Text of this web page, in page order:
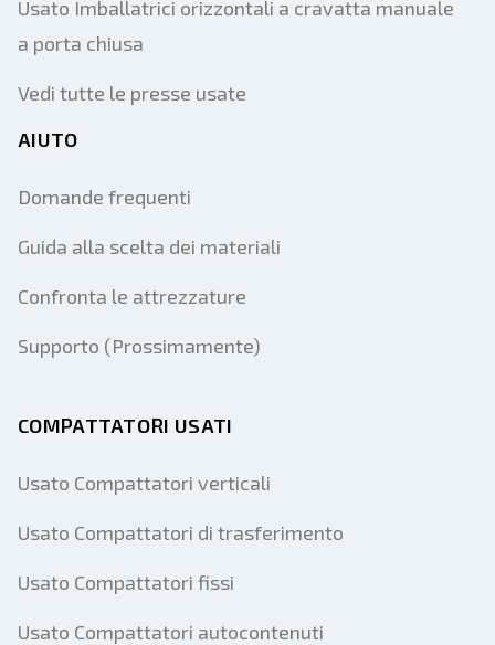
Usato Imballatrici orizzontali a cravatta manuale
a porta chiusa
Vedi tutte le presse usate
AIUTO
Domande frequenti
Guida alla scelta dei materiali
Confronta le attrezzature
Supporto (Prossimamente)
COMPATTATORI USATI
Usato Compattatori verticali
Usato Compattatori di trasferimento
Usato Compattatori fissi
Usato Compattatori autocontenuti